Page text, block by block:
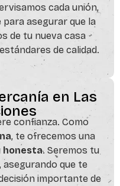
cada unión,
asegurar que la
de tu nueva casa
de calidad.
en Las
confianza. Como
, te ofrecemos una
honesta. Seremos tu
que te
importante de